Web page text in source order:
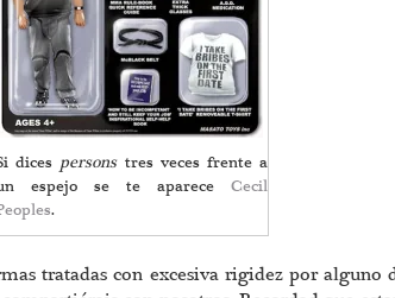
dices personstres veces frente a
espejo se te aparece Cecil
.
tratadas con excesiva rigidez por alguno